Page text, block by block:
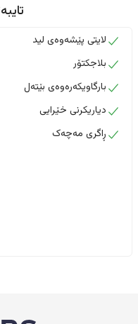
لایتی پێشەوەی لید
بلاجکتۆر
بارگاویکەرەوەی بێتەل
دیاریکرنی خێرایی
ڕاگری مەچەک